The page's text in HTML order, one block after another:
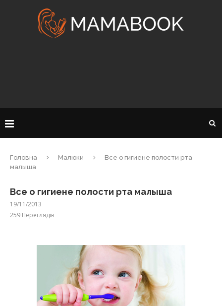
Головна Малюки
Все о гигиене полости рта
малыша
Все о гигиене полости рта малыша
19/11/2013
259 Переглядів